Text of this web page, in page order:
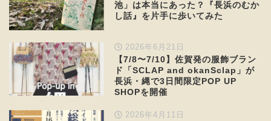
池」は本当にあった？『長浜のむか
し話』を片手に歩いてみた
2026年6月21日
【7/8〜7/10】佐賀発の服飾ブラン
ド「SCLAP and okanSclap」が
長浜・縄で3日間限定POP UP
SHOPを開催
2026年4月11日